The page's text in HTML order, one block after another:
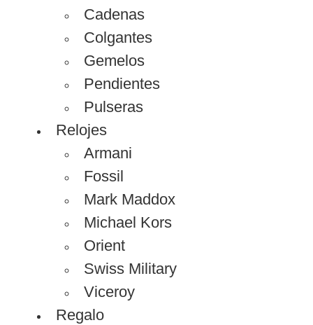
Cadenas
Colgantes
Gemelos
Pendientes
Pulseras
Relojes
Armani
Fossil
Mark Maddox
Michael Kors
Orient
Swiss Military
Viceroy
Regalo